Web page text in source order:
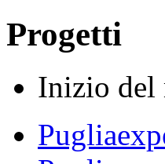
Progetti
Inizio del